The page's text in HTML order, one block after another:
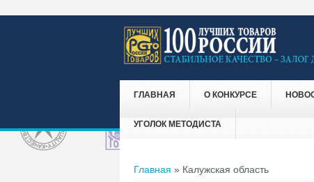
ГЛАВНАЯ О КОНКУРСЕ
УГОЛОК МЕТОДИСТА
Вы здесь
Главная » Калужская область